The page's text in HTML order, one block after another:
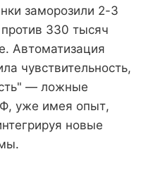
заморозили 2-3
330 тысяч
Автоматизация
чувствительность,
— ложные
уже имея опыт,
новые